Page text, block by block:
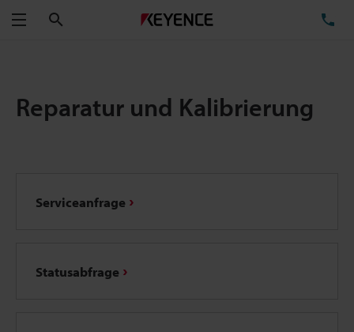
Menü
Reparatur und Kalibrierung
Serviceanfrage
Statusabfrage